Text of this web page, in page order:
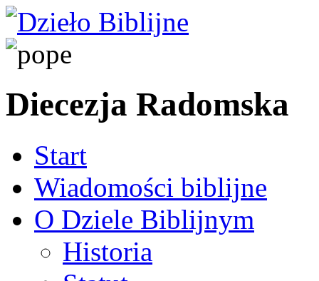
Diecezja Radomska
Start
Wiadomości biblijne
O Dziele Biblijnym
Historia